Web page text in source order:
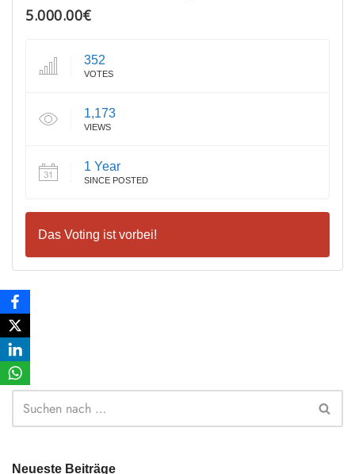
5.000.00€
352
VOTES
1,173
VIEWS
1 Year
SINCE POSTED
Das Voting ist vorbei!
Neueste Beiträge